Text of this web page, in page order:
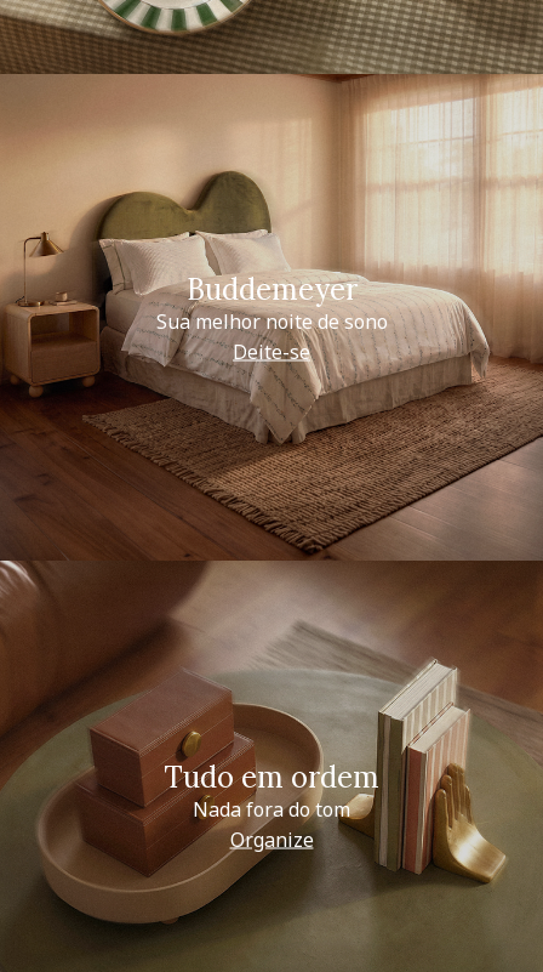
Buddemeyer
Sua melhor noite de sono
Deite-se
Tudo em ordem
Nada fora do tom
Organize